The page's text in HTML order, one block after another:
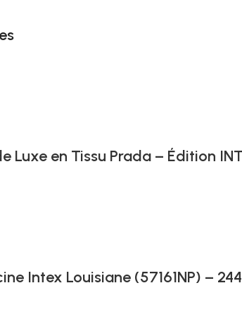
Luxe en Tissu Prada – Édition
Intex Louisiane (57161NP) –